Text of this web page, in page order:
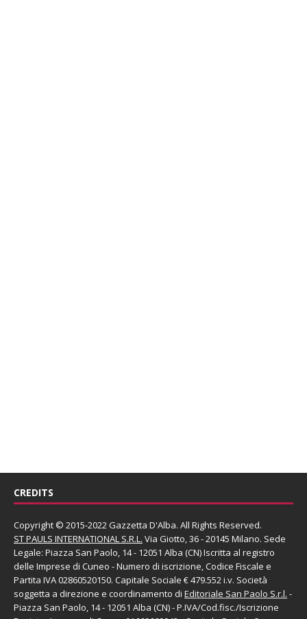
CREDITS
Copyright © 2015-2022 Gazzetta D'Alba. All Rights Reserved.
ST PAULS INTERNATIONAL S.R.L. Via Giotto, 36 - 20145 Milano. Sede
Legale: Piazza San Paolo, 14 - 12051 Alba (CN) Iscritta al registro
delle Imprese di Cuneo - Numero di iscrizione, Codice Fiscale e
Partita IVA 02860520150. Capitale Sociale € 479.552 i.v. Società
soggetta a direzione e coordinamento di Editoriale San Paolo S.r.l. -
Piazza San Paolo, 14 - 12051 Alba (CN) - P.IVA/Cod.fisc./Iscrizione